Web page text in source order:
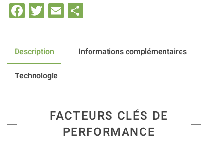
Facebook
Twitter
Email
Description Informations complémentaires
Technologie
FACTEURS CLÉS DE
PERFORMANCE